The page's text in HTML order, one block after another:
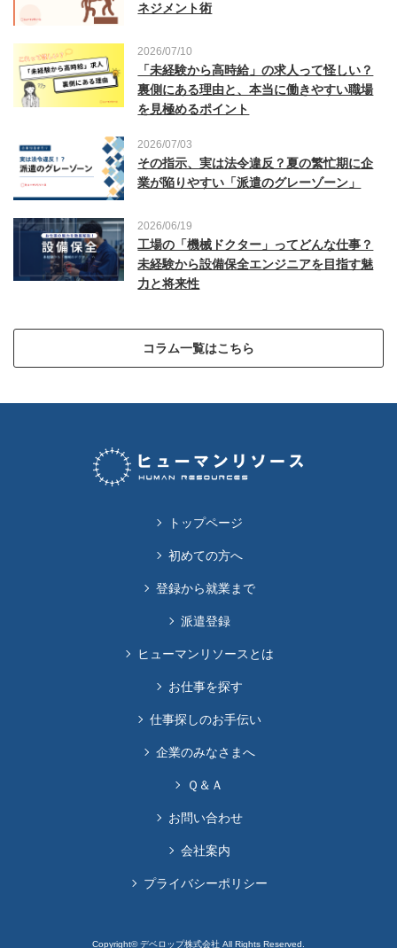
ネジメント術
2026/07/10
「未経験から高時給」の求人って怪しい？
裏側にある理由と、本当に働きやすい職場
を見極めるポイント
2026/07/03
その指示、実は法令違反？夏の繁忙期に企
業が陥りやすい「派遣のグレーゾーン」
2026/06/19
工場の「機械ドクター」ってどんな仕事？
未経験から設備保全エンジニアを目指す魅
力と将来性
コラム一覧はこちら
トップページ
初めての方へ
登録から就業まで
派遣登録
ヒューマンリソースとは
お仕事を探す
仕事探しのお手伝い
企業のみなさまへ
Ｑ＆Ａ
お問い合わせ
会社案内
プライバシーポリシー
Copyright© デベロップ株式会社 All Rights Reserved.